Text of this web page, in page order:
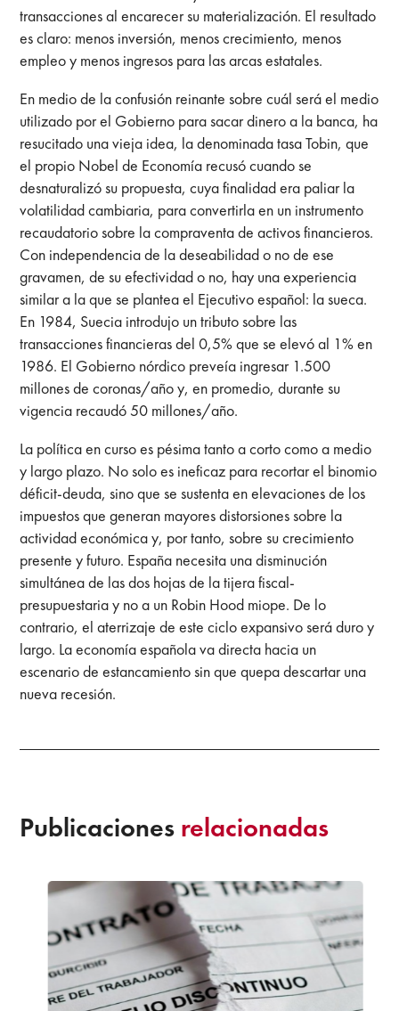
transacciones al encarecer su materialización. El resultado
es claro: menos inversión, menos crecimiento, menos
empleo y menos ingresos para las arcas estatales.
En medio de la confusión reinante sobre cuál será el medio
utilizado por el Gobierno para sacar dinero a la banca, ha
resucitado una vieja idea, la denominada tasa Tobin, que
el propio Nobel de Economía recusó cuando se
desnaturalizó su propuesta, cuya finalidad era paliar la
volatilidad cambiaria, para convertirla en un instrumento
recaudatorio sobre la compraventa de activos financieros.
Con independencia de la deseabilidad o no de ese
gravamen, de su efectividad o no, hay una experiencia
similar a la que se plantea el Ejecutivo español: la sueca.
En 1984, Suecia introdujo un tributo sobre las
transacciones financieras del 0,5% que se elevó al 1% en
1986. El Gobierno nórdico preveía ingresar 1.500
millones de coronas/año y, en promedio, durante su
vigencia recaudó 50 millones/año.
La política en curso es pésima tanto a corto como a medio
y largo plazo. No solo es ineficaz para recortar el binomio
déficit-deuda, sino que se sustenta en elevaciones de los
impuestos que generan mayores distorsiones sobre la
actividad económica y, por tanto, sobre su crecimiento
presente y futuro. España necesita una disminución
simultánea de las dos hojas de la tijera fiscal-
presupuestaria y no a un Robin Hood miope. De lo
contrario, el aterrizaje de este ciclo expansivo será duro y
largo. La economía española va directa hacia un
escenario de estancamiento sin que quepa descartar una
nueva recesión.
Publicaciones relacionadas